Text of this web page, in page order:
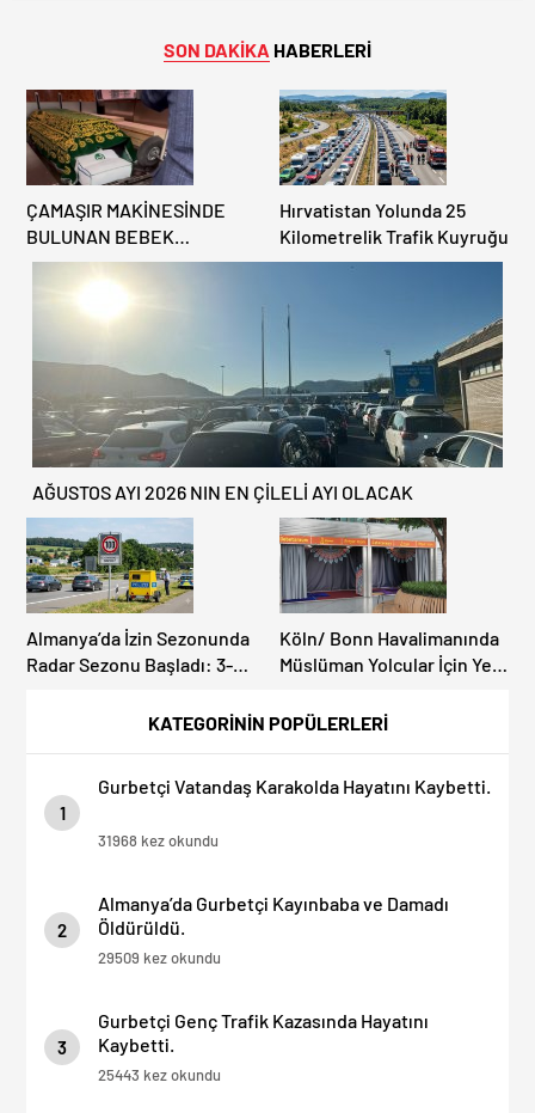
SON DAKİKA HABERLERİ
KATEGORİNİN POPÜLERLERİ
1
Gurbetçi Vatandaş Karakolda Hayatını Kaybetti.
31968 kez okundu
2
Almanya’da Gurbetçi Kayınbaba ve Damadı
Öldürüldü.
29509 kez okundu
3
Gurbetçi Genç Trafik Kazasında Hayatını
Kaybetti.
25443 kez okundu
ÇAMAŞIR MAKİNESİNDE
BULUNAN BEBEK
CENAZESİ ŞOK ETTİ
Hırvatistan Yolunda 25
Kilometrelik Trafik Kuyruğu
AĞUSTOS AYI 2026 NIN EN ÇİLELİ AYI OLACAK
Almanya’da İzin Sezonunda
Radar Sezonu Başladı: 3-9
Denetimi Yapılacak!
Köln/ Bonn Havalimanında
Müslüman Yolcular İçin Yeni